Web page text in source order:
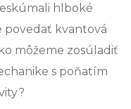
hlboké
povedať kvantová
môžeme zosúladiť
s poňatím